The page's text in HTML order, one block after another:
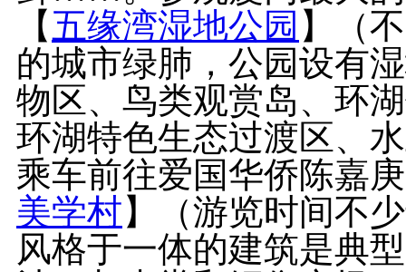
【 五缘湾湿地公园 】（
的城市绿肺，公园设有
物区、鸟类观赏岛、环
环湖特色生态过渡区、
乘车前往爱国华侨陈嘉
美学村】（游览时间不
风格于一体的建筑是典